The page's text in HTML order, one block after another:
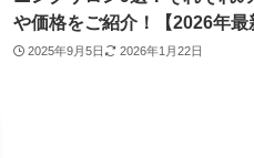
や価格をご紹介！【2026年最
2025年9月5日 2026年1月22日